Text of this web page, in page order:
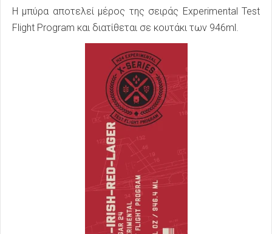
Η μπύρα αποτελεί μέρος της σειράς Experimental Test
Flight Program και διατίθεται σε κουτάκι των 946ml.